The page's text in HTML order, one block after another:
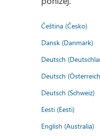
Čeština (Česko)
Dansk (Danmark)
Deutsch
Deutsch
Deutsch (Schweiz)
Eesti (Eesti)
English (Australia)